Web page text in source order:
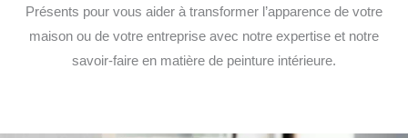
Présents pour vous aider à transformer l’apparence de votre
maison ou de votre entreprise avec notre expertise et notre
savoir-faire en matière de peinture intérieure.